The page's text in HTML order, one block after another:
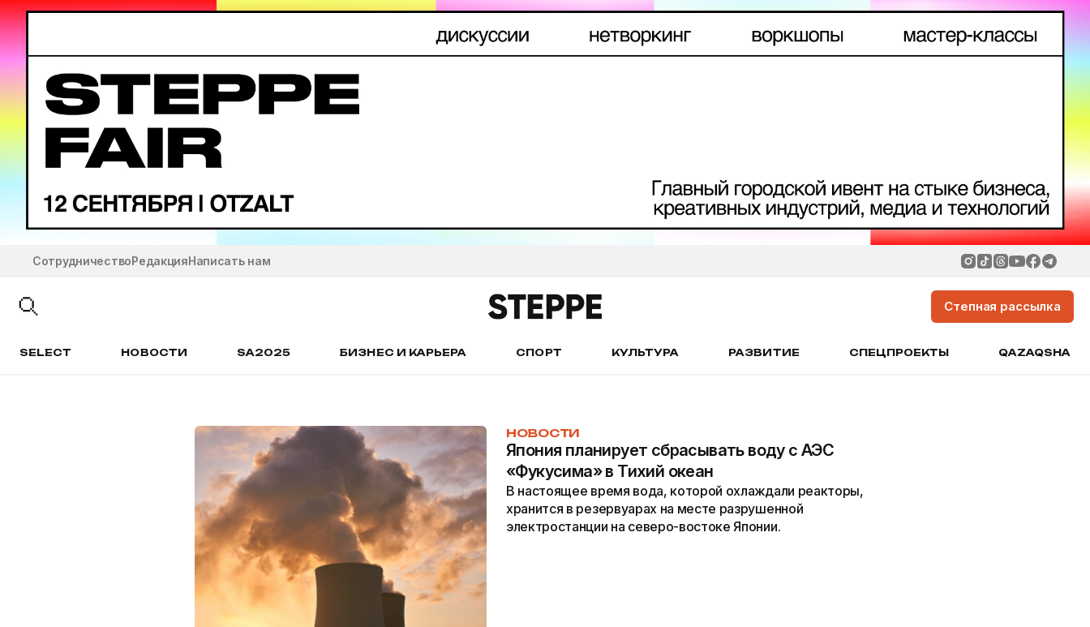
СотрудничествоРедакцияНаписать нам
Степная рассылка
SELECT НОВОСТИ SA2025 БИЗНЕС И КАРЬЕРА СПОРТ КУЛЬТУРА РАЗВИТИЕ СПЕЦПРОЕКТЫ QAZAQSHA
НОВОСТИ
Япония планирует сбрасывать воду с АЭС
«Фукусима» в Тихий океан
В настоящее время вода, которой охлаждали реакторы,
хранится в резервуарах на месте разрушенной
электростанции на северо-востоке Японии.